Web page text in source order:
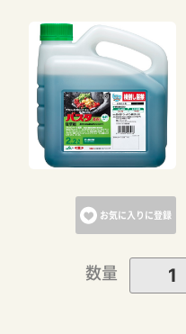
お気に入りに登録
数量